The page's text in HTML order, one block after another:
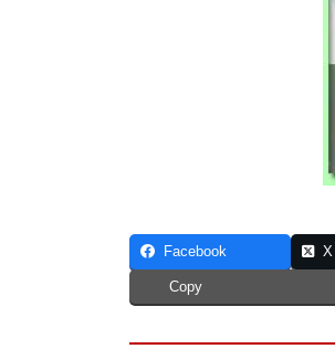
Facebook X
Copy